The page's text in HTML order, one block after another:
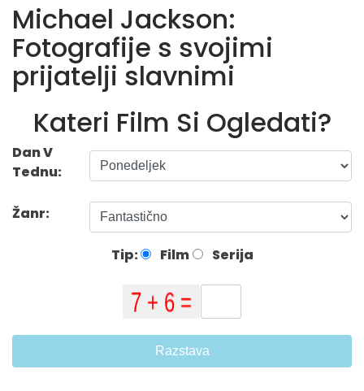
Michael Jackson:
Fotografije s svojimi
prijatelji slavnimi
Kateri Film Si Ogledati?
Dan V
Tednu:
Žanr:
Tip: Film Serija
Razstava